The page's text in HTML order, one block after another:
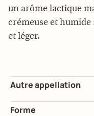
un arôme lactique
crémeuse et humide
et léger.
Autre appellation
Forme